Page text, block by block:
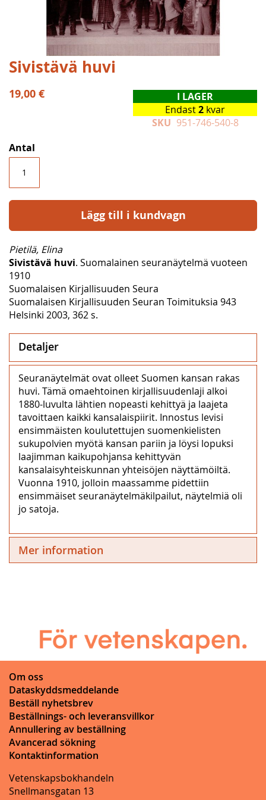
Hoppa
till
början
av
Sivistävä huvi
19,00 €
I LAGER
Endast2 kvar
SKU 951-746-540-8
Antal
Lägg till i kundvagn
Pietilä, Elina
Sivistävä huvi. Suomalainen seuranäytelmä vuoteen
1910
Suomalaisen Kirjallisuuden Seura
Suomalaisen Kirjallisuuden Seuran Toimituksia 943
Helsinki 2003, 362 s.
Detaljer
Seuranäytelmät ovat olleet Suomen kansan rakas
huvi. Tämä omaehtoinen kirjallisuudenlaji alkoi
1880-luvulta lähtien nopeasti kehittyä ja laajeta
tavoittaen kaikki kansalaispiirit. Innostus levisi
ensimmäisten koulutettujen suomenkielisten
sukupolvien myötä kansan pariin ja löysi lopuksi
laajimman kaikupohjansa kehittyvän
kansalaisyhteiskunnan yhteisöjen näyttämöiltä.
Vuonna 1910, jolloin maassamme pidettiin
ensimmäiset seuranäytelmäkilpailut, näytelmiä oli
jo satoja.
Mer information
Om oss
Dataskyddsmeddelande
Beställ nyhetsbrev
Beställnings- och leveransvillkor
Annullering av beställning
Avancerad sökning
Kontaktinformation
Vetenskapsbokhandeln
Snellmansgatan 13